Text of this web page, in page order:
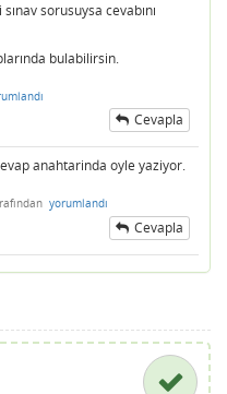
sorusuysa cevabını
bulabilirsin.
Cevapla
anahtarinda oyle yaziyor.
yorumlandı
Cevapla